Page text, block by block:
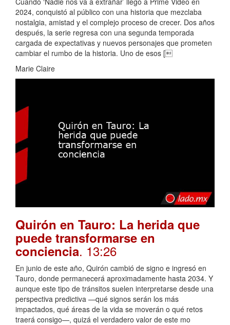
2024, conquistó al público con una historia que mezclaba
nostalgia, amistad y el complejo proceso de crecer. Dos años
después, la serie regresa con una segunda temporada
cargada de expectativas y nuevos personajes que prometen
cambiar el rumbo de la historia. Uno de esos [
Marie Claire
Quirón en Tauro: La herida que
puede transformarse en
conciencia. 13:26
En junio de este año, Quirón cambió de signo e ingresó en
Tauro, donde permanecerá aproximadamente hasta 2034. Y
aunque este tipo de tránsitos suelen interpretarse desde una
perspectiva predictiva —qué signos serán los más
impactados, qué áreas de la vida se moverán o qué retos
traerá consigo—, quizá el verdadero valor de este mo